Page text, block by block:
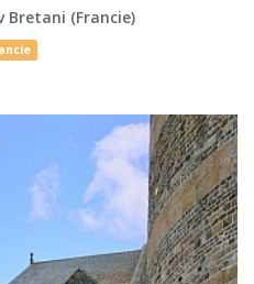
Bretani (Francie)